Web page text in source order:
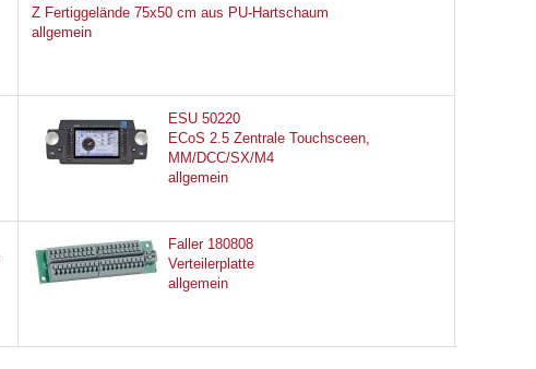
Z Fertiggelände 75x50 cm aus PU-Hartschaum
allgemein
ESU 50220
ECoS 2.5 Zentrale Touchsceen,
MM/DCC/SX/M4
allgemein
Faller 180808
Verteilerplatte
allgemein